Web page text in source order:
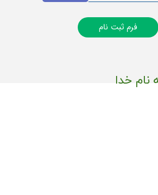
فرم ثبت نام
نام خدا